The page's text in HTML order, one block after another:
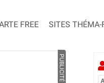
FREE SITES THÉMA-
PUBLICITÉ